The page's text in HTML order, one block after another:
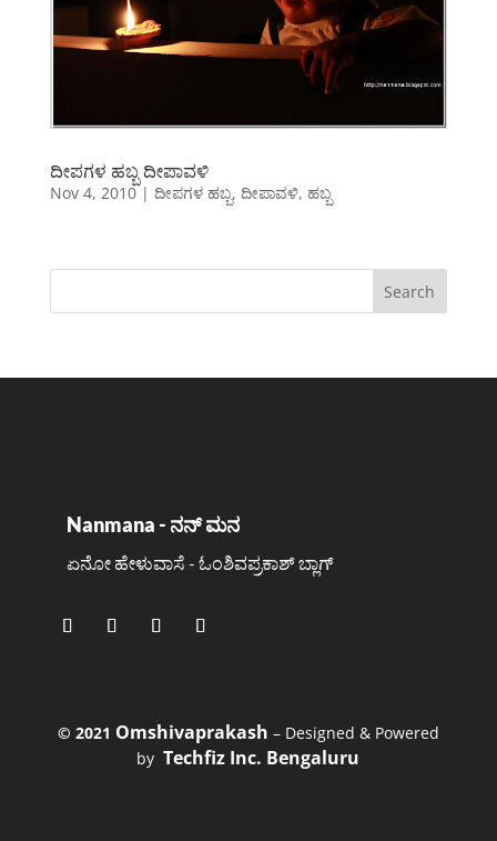
ದೀಪಗಳ ಹಬ್ಬ ದೀಪಾವಳಿ
Nov 4, 2010| ದೀಪಗಳ ಹಬ್ಬ, ದೀಪಾವಳಿ, ಹಬ್ಬ
Nanmana - ನನ್ ಮನ
ಏನೋ ಹೇಳುವಾಸೆ - ಓಂಶಿವಪ್ರಕಾಶ್ ಬ್ಲಾಗ್
©️ 2021 Omshivaprakash – Designed & Powered
byTechfiz Inc. Bengaluru